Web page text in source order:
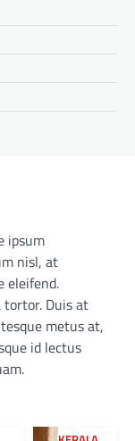
ipsum
nisl, at
eleifend.
tortor. Duis at
metus at,
id lectus